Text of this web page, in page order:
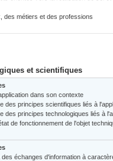
des métiers et des professions
et scientifiques
dans son contexte
des principes scientifiques liés à
des principes technologiques liés à
de fonctionnement de l'objet
des échanges d'information à